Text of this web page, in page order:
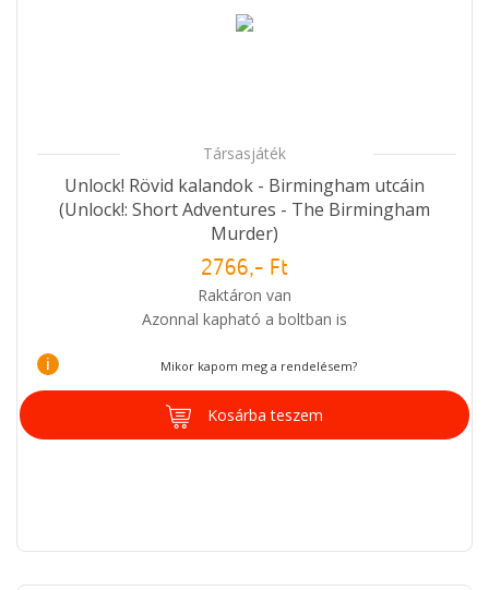
Társasjáték
Unlock! Rövid kalandok - Birmingham utcáin
(Unlock!: Short Adventures - The Birmingham
Murder)
2766,- Ft
Raktáron van
Azonnal kapható a boltban is
i Mikor kapom meg a rendelésem?
Kosárba teszem